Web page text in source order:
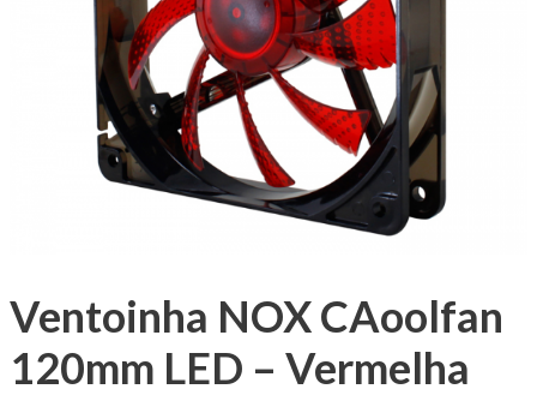
Ventoinha NOX CAoolfan
120mm LED – Vermelha